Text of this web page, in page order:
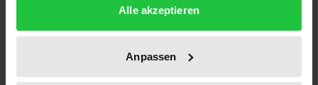
Alle akzeptieren
Anpassen
978-3-7890-9972-4
Ergebnisse einer internationalen Studientagung